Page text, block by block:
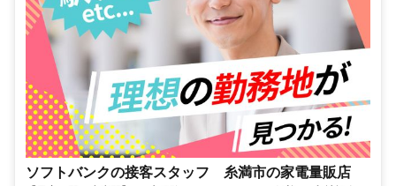
ソフトバンクの接客スタッフ 糸満市の家電量販店